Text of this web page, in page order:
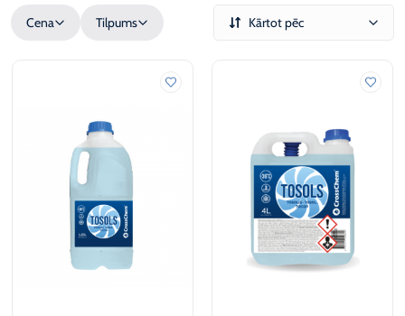
Cena
€
Tilpums
L
Kārtot pēc